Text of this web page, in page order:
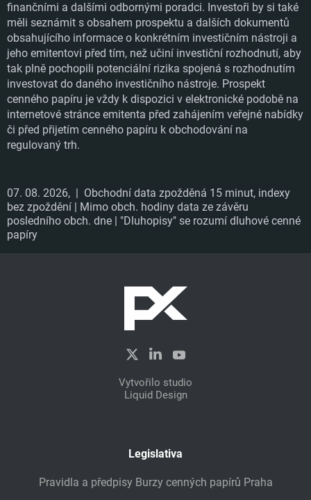
finančními a dalšími odbornými poradci. Investoři by si také
měli seznámit s obsahem prospektu a dalších dokumentů
obsahujícího informace o konkrétním investičním nástroji a
jeho emitentovi před tím, než učiní investiční rozhodnutí, aby
tak plně pochopili potenciální rizika spojená s rozhodnutím
investovat do daného investičního nástroje. Prospekt
cenného papíru je vždy k dispozici v elektronické podobě na
internetové stránce emitenta před zahájením veřejné nabídky
či před přijetím cenného papíru k obchodování na
regulovaný trh.
07. 08. 2026, | Obchodní data zpožděná 15 minut, indexy
bez zpoždění | Mimo obch. hodiny data ze závěru
posledního obch. dne | "Dluhopisy" se rozumí dluhové cenné
papíry
Vytvořilo studio
Liquid Design
Legislativa
Pravidla a předpisy Burzy cenných papírů Praha